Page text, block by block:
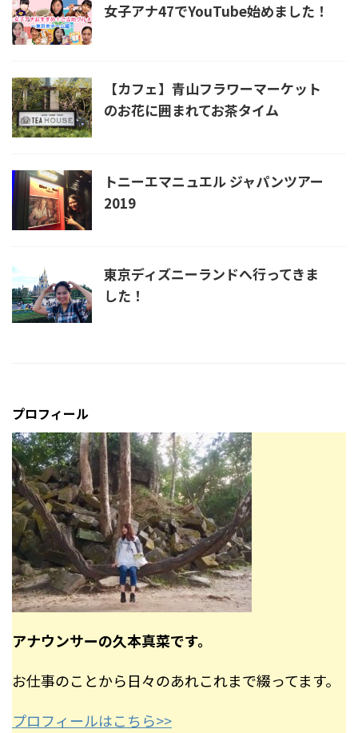
女子アナ47でYouTube始めました！
【カフェ】青山フラワーマーケット
のお花に囲まれてお茶タイム
トニーエマニュエル ジャパンツアー
2019
東京ディズニーランドへ行ってきま
した！
プロフィール
アナウンサーの久本真菜です。
お仕事のことから日々のあれこれまで綴ってます。
プロフィールはこちら>>